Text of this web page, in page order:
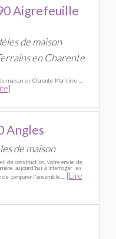
Aigrefeuille
de maison
en Charente
maison en Charente Maritime ...
Angles
de maison
de construction, votre envie de
aujourd'hui à interroger les
comparer l'ensemble ...
[Lire